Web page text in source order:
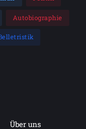
Autobiographie
Über uns